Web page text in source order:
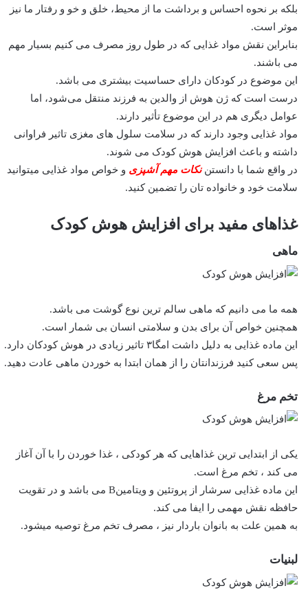
بلکه بر نحوه احساس و برداشت ما از محیط، خلق و خو و رفتار ما نیز
موثر است.
بنابراین نقش مواد غذایی که در طول روز مصرف می کنیم بسیار مهم
می باشند.
این موضوع در کودکان دارای حساسیت بیشتری می باشد.
درست است که ژن هوش از والدین به فرزند منتقل می‌شود، اما
عوامل دیگری هم در این موضوع تأثیر دارند.
مواد غذایی وجود دارند که در سلامت سلول های مغزی تاثیر فراوانی
داشته و باعث افزایش هوش کودک می شوند.
در واقع شما با دانستننکات مهم آشپزی و خواص مواد غذایی میتوانید
سلامت خود و خانواده تان را تضمین کنید.
غذاهای مفید برای افزایش هوش کودک
ماهی
همه ما می دانیم که ماهی سالم ترین نوع گوشت می باشد.
همچنین خواص آن برای بدن و سلامتی انسان بی شمار است.
این ماده غذایی به دلیل داشت امگا۳ تاثیر زیادی در هوش کودکان دارد.
پس سعی کنید فرزندانتان را از همان ابتدا به خوردن ماهی عادت دهید.
تخم مرغ
یکی از ابتدایی ترین غذاهایی که هر کودکی ، غذا خوردن را با آن آغاز
می کند ، تخم مرغ است.
این ماده غذایی سرشار از پروتئین و ویتامینB می باشد و در تقویت
حافظه نقش مهمی را ایفا می کند.
به همین علت به بانوان باردار نیز ، مصرف تخم مرغ توصیه میشود.
لبنیات